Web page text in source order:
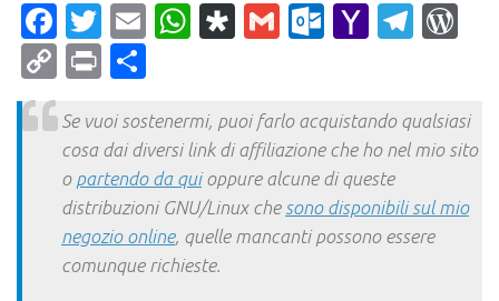
Facebook
Twitter
EmailWhatsApp
Diaspora
Gmail Yahoo
CopyPrint
Se vuoi sostenermi, puoi farlo acquistando qualsiasi
cosa dai diversi link di affiliazione che ho nel mio sito
o partendo da quioppure alcune di queste
distribuzioni GNU/Linux che sono disponibili sul mio
negozio online, quelle mancanti possono essere
comunque richieste.